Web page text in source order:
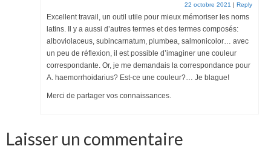
22 octobre 2021 | Reply
Excellent travail, un outil utile pour mieux mémoriser les noms
latins. Il y a aussi d’autres termes et des termes composés:
alboviolaceus, subincarnatum, plumbea, salmonicolor… avec
un peu de réflexion, il est possible d’imaginer une couleur
correspondante. Or, je me demandais la correspondance pour
A. haemorrhoidarius? Est-ce une couleur?… Je blague!
Merci de partager vos connaissances.
Laisser un commentaire